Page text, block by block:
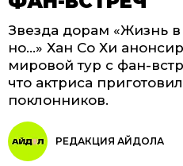
Звезда дорам «Жизнь
но...» Хан Со Хи
мировой тур с фан-
что актриса
поклонников.
РЕДАКЦИЯ АЙДОЛА